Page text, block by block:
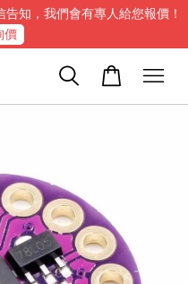
知，我們會有專人給您報價！
價